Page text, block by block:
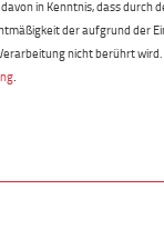
in Kenntnis, dass durch
der aufgrund der
nicht berührt wird.
.